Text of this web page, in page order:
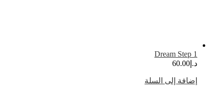
Dream Step
إلى السلة